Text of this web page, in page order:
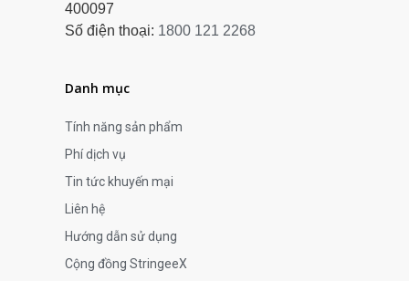
400097
Số điện thoại: 1800 121 2268
Danh mục
Tính năng sản phẩm
Phí dịch vụ
Tin tức khuyến mại
Liên hệ
Hướng dẫn sử dụng
Cộng đồng StringeeX